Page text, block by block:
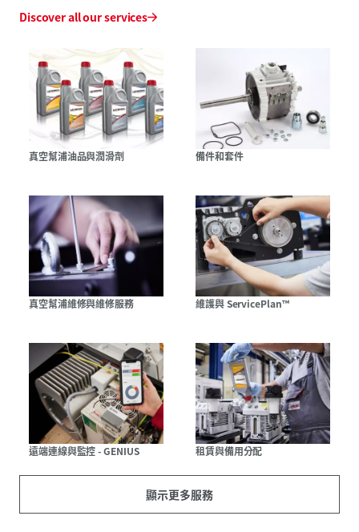
Discover all our services
真空幫浦油品與潤滑劑 備件和套件
真空幫浦維修與維修服務 維護與 ServicePlan™
遠端連線與監控 - GENIUS 租賃與備用分配
顯示更多服務